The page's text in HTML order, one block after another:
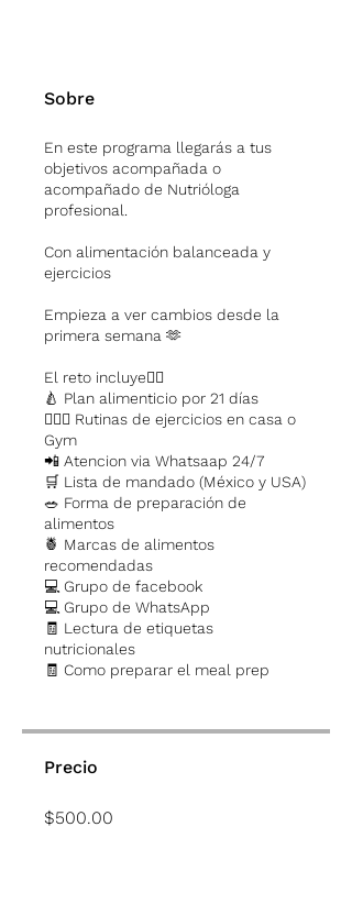
Sobre
En este programa llegarás a tus
objetivos acompañada o
acompañado de Nutrióloga
profesional.
Con alimentación balanceada y
ejercicios
Empieza a ver cambios desde la
primera semana 🫶
El reto incluye👇🏻
🍐 Plan alimenticio por 21 días
🤸🏻‍♀️ Rutinas de ejercicios en casa o
Gym
📲 Atencion via Whatsaap 24/7
🛒 Lista de mandado (México y USA)
🥗 Forma de preparación de
alimentos
🍍 Marcas de alimentos
recomendadas
💻 Grupo de facebook
💻 Grupo de WhatsApp
🧾 Lectura de etiquetas
nutricionales
🧾 Como preparar el meal prep
Precio
$500.00